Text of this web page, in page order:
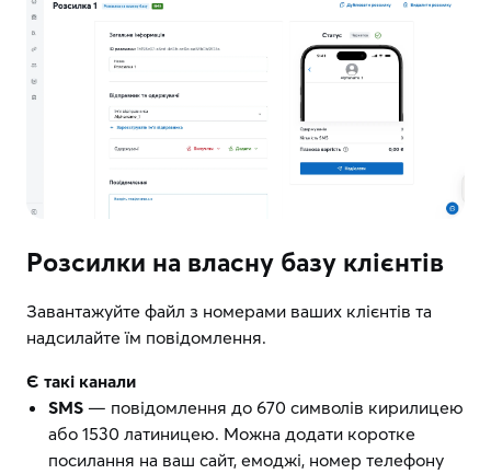
Розсилки на власну базу клієнтів
Завантажуйте файл з номерами ваших клієнтів та
надсилайте їм повідомлення.
Є такі канали
SMS — повідомлення до 670 символів кирилицею
або 1530 латиницею. Можна додати коротке
посилання на ваш сайт, емоджі, номер телефону